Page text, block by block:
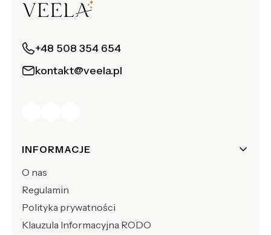
+48 508 354 654
kontakt@veela.pl
Linki w stopce
INFORMACJE
O nas
Regulamin
Polityka prywatności
Klauzula Informacyjna RODO